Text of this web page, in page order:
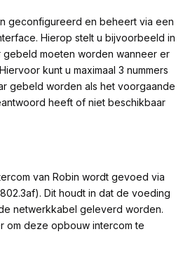
geconfigureerd en beheert via een
Hierop stelt u bijvoorbeeld in
moeten worden wanneer er
kunt u maximaal 3 nummers
gebeld worden als het voorgaande
heeft of niet beschikbaar
van Robin wordt gevoed via
Dit houdt in dat de voeding
netwerkkabel geleverd worden.
om deze opbouw intercom te